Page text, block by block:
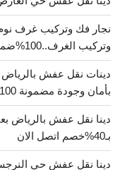
وتركيب الغرف..100%ضمان جودة
بأمان وجودة مضمونة 100% تواصل الان
بـ40%خصم اتصل الان